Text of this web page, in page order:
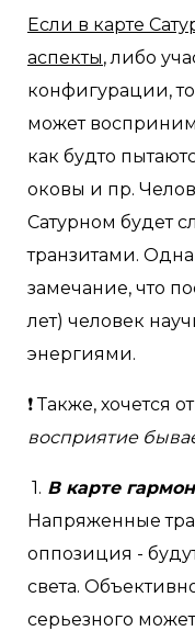
Если в карте
аспекты, либо
конфигурации,
может
как будто
оковы и пр.
Сатурном будет
транзитами.
замечание, что
лет) человек
энергиями.
❗ Также, хочется
восприятие
1. В карте
Напряженные
оппозиция -
света.
серьезного